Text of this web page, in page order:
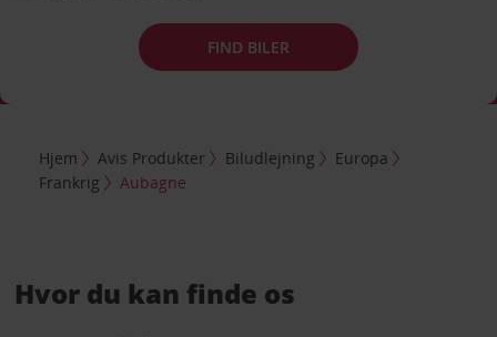
FIND BILER
Hjem Avis Produkter Biludlejning
Europa
Frankrig
Aubagne
Hvor du kan finde os